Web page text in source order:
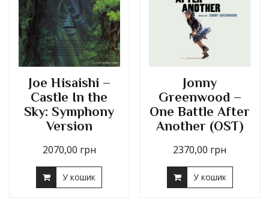
Joe Hisaishi –
Castle In the
Sky: Symphony
Version
2070,00 грн
У кошик
Jonny
Greenwood –
One Battle After
Another (OST)
2370,00 грн
У кошик